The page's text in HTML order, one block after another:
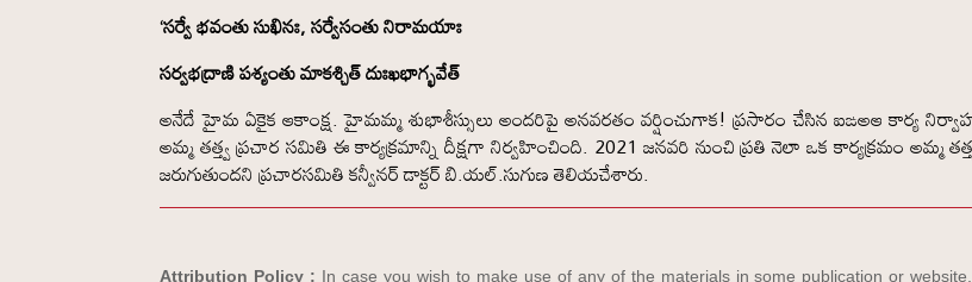
‘సర్వే భవంతు సుఖినః, సర్వేసంతు నిరామయాః
సర్వభద్రాణి పశ్యంతు మాకశ్చిత్‌ దుఃఖభాగ్భవేత్‌
అనేదే హైమ ఏకైక ఆకాంక్ష. హైమమ్మ శుభాశీస్సులు అందరిపై అనవరతం వర్షించుగాక! ప్రసారం చేసిన ఐఙఅఆ కార్య
అమ్మ తత్త్వ ప్రచార సమితి ఈ కార్యక్రమాన్ని దీక్షగా నిర్వహించింది. 2021 జనవరి నుంచి ప్రతి నెలా ఒక కార్యక్రమం అమ్మ
జరుగుతుందని ప్రచారసమితి కన్వీనర్‌ డాక్టర్‌ బి.యల్‌.సుగుణ తెలియచేశారు.
Attribution Policy : In case you wish to make use of any of the materials in some publication or